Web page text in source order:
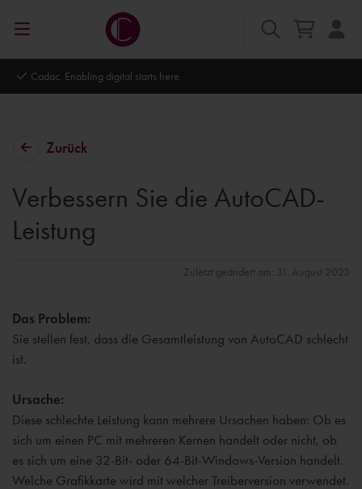
Zurück
Verbessern Sie die AutoCAD-
Leistung
Zuletzt geändert am: 31. August 2023
Das Problem:
Sie stellen fest, dass die Gesamtleistung von AutoCAD schlecht
ist.
Ursache:
Diese schlechte Leistung kann mehrere Ursachen haben: Ob es
sich um einen PC mit mehreren Kernen handelt oder nicht, ob
es sich um eine 32-Bit- oder 64-Bit-Windows-Version handelt.
Welche Grafikkarte wird mit welcher Treiberversion verwendet.